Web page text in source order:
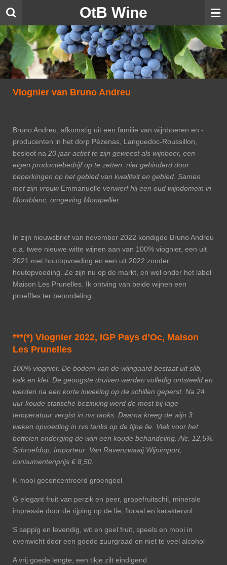
Ga
naar
de
hoofdinhoud
OtB Wine
Viognier van Bruno Andreu
Bruno Andreu, afkomstig uit een familie van wijnboeren en -
producenten in het dorp Pézenas, Languedoc-Roussillon,
besloot na 20 jaar actief te zijn geweest als wijnboer, een
eigen productiebedrijf op te zetten, niet gehinderd door
beperkingen op het gebied van kwaliteit en gebied. Samen
met zijn vrouw Emmanuelle verwierf hij een oud wijndomein in
Montblanc, omgeving Montpellier.
In zijn nieuwsbrief van november 2022 kondigde Bruno Andreu
o.a. twee nieuwe witte wijnen aan van 100% viognier, een uit
2021 met houtopvoeding en een uit 2022 zonder
houtopvoeding. Ze zijn nu op de markt, en wel onder het label
Maison Les Prunelles. Ik ontving van beide wijnen een
proeffles ter beoordeling.
***(*) Viognier 2022, IGP Pays d’Oc, Maison
Les Prunelles
100% viognier. De bodem van de wijngaard bestaat uit slib,
kalk en klei. De geoogste druiven werden volledig ontsteeld en
werden na een korte inweking op de schillen geperst. Na 24
uur koude statische bezinking werd de most bij lage
temperatuur vergist in rvs tanks. Daarna kreeg de wijn 3
weken opvoeding in rvs tanks op de fijne lie. Vlak voor het
bottelen onderging de wijn een koude behandeling. Alc. 12,5%.
Schroefdop. Importeur: Van Ravenzwaaij Wijnimport,
consumentenprijs € 8,50.
K mooi geconcentreerd groengeel
G elegant fruit van perzik en peer, grapefruitschil, minerale
impressie door de rijping op de lie, floraal en karaktervol
S sappig en levendig, wit en geel fruit, speels en mooi in
evenwicht door een goede zuurgraad en niet te veel alcohol
A vrij goede lengte, een tikje zilt eindigend